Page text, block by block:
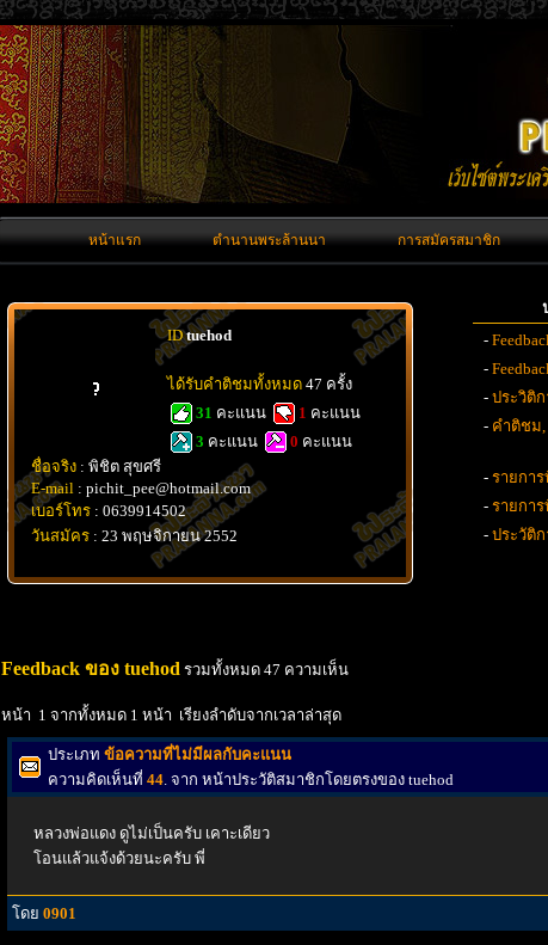
หน้าแรก ตำนานพระล้านนา การสมัครสมาชิก
ID tuehod
ได้รับคำติชมทั้งหมด 47 ครั้ง
31 คะแนน 1 คะแนน
3 คะแนน 0 คะแนน
ชื่อจริง : พิชิต สุขศรี
E-mail : pichit_pee@hotmail.com
เบอร์โทร : 0639914502
วันสมัคร : 23 พฤษจิกายน 2552
-
-
- ประวิติ
- คำติชม
- รายกา
- รายกา
- ประวัติ
Feedback ของ tuehod รวมทั้งหมด 47 ความเห็น
หน้า 1 จากทั้งหมด 1 หน้า เรียงลำดับจากเวลาล่าสุด
ประเภท ข้อความที่ไม่มีผลกับคะแนน
ความคิดเห็นที่ 44. จาก หน้าประวัติสมาชิกโดยตรงของ tuehod
หลวงพ่อแดง ดูไม่เป็นครับ เคาะเดียว
โอนแล้วแจ้งด้วยนะครับ พี่
โดย 0901